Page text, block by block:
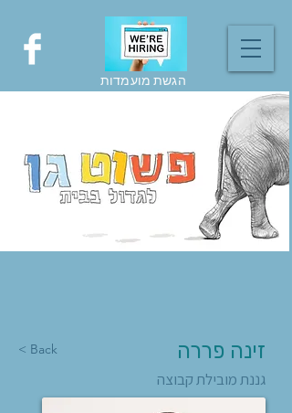
הגשת מועמדות
< Back זינה פררה
גננת מובילת קבוצה